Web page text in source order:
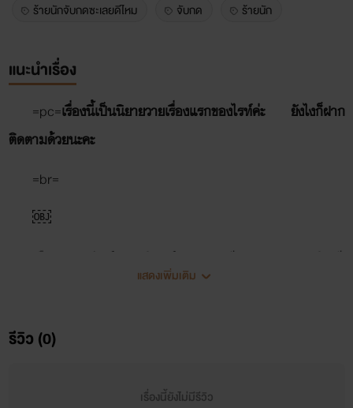
ร้ายนักจับกดซะเลยดีไหม จับกด ร้ายนัก
แนะนำเรื่อง
=pc=เรื่องนี้เป็นนิยายวายเรื่องแรกของไรท์ค่ะ ยังไงก็ฝาก
ติดตามด้วยนะคะ
=br=
￼
เสือ (นายพยักค์ สหบดินทร์) อายุ 22 ปี คณะบริหารธุรกิจ ปี
3 และยังเป็นลูกชายคนเดียวของเจ้าของมหาวิทยาลัย Ss ซึ่งเป็น
นิสัย : (5 ห.) โหด ห่าม หื่น หึง หวง
สถานะ : มีคู่หมั้นแล้ว
แสดงเพิ่มเติม
รีวิว (0)
เรื่องนี้ยังไม่มีรีวิว